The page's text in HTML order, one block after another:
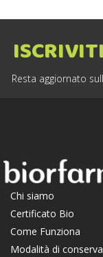
Resta aggiornato
Chi siamo
Certificato Bio
Come Funziona
Modalità di